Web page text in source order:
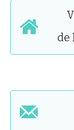
de